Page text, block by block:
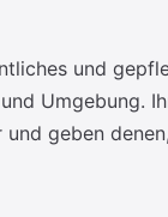
und
Umgebung.
geben